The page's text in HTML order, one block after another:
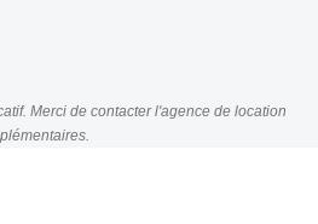
Merci de contacter l'agence de location